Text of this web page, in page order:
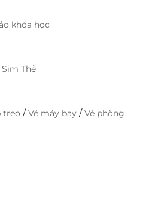
khóa học
Sim Thẻ
treo /Vé máy bay /Vé phòng